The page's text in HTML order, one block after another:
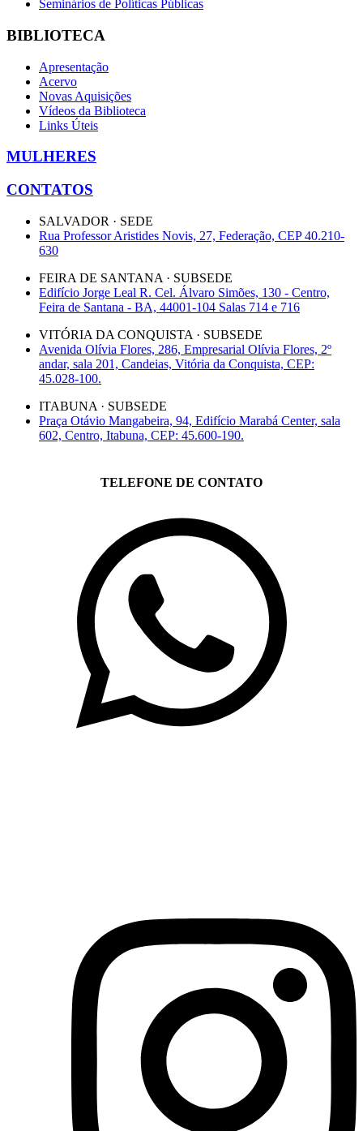
Seminários de Políticas Públicas
BIBLIOTECA
Apresentação
Acervo
Novas Aquisições
Vídeos da Biblioteca
Links Úteis
MULHERES
CONTATOS
SALVADOR · SEDE
Rua Professor Aristides Novis, 27, Federação, CEP 40.210-
630
FEIRA DE SANTANA · SUBSEDE
Edifício Jorge Leal R. Cel. Álvaro Simões, 130 - Centro,
Feira de Santana - BA, 44001-104 Salas 714 e 716
VITÓRIA DA CONQUISTA · SUBSEDE
Avenida Olívia Flores, 286, Empresarial Olívia Flores, 2º
andar, sala 201, Candeias, Vitória da Conquista, CEP:
45.028-100.
ITABUNA · SUBSEDE
Praça Otávio Mangabeira, 94, Edifício Marabá Center, sala
602, Centro, Itabuna, CEP: 45.600-190.
TELEFONE DE CONTATO